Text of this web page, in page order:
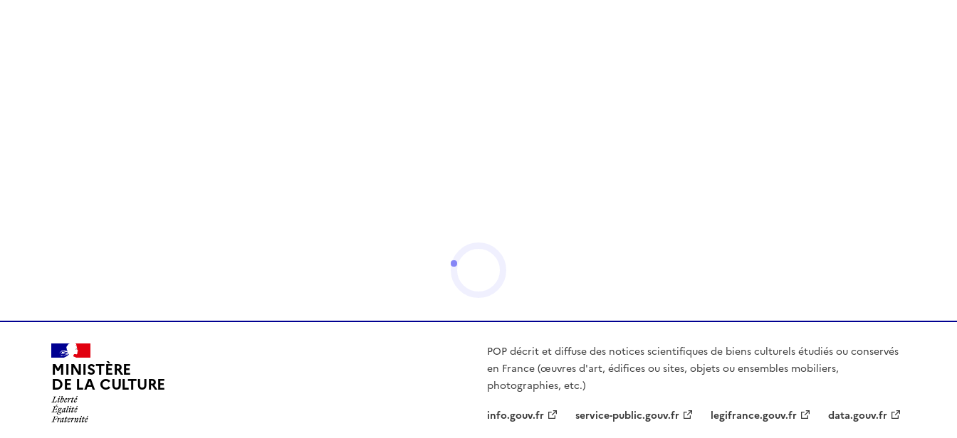
MINISTÈRE
DE LA CULTURE
POP décrit et diffuse des notices scientifiques de biens culturels étudiés ou conservés
en France (œuvres d'art, édifices ou sites, objets ou ensembles mobiliers,
photographies, etc.)
info.gouv.fr
service-public.gouv.fr legifrance.gouv.fr data.gouv.fr